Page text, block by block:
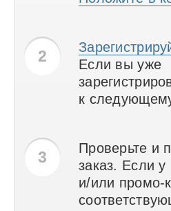
2
Если вы уже
к
3
Проверьте и
заказ. Если у
и/или промо-